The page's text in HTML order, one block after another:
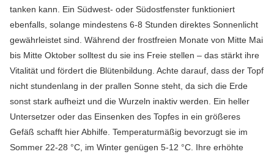
tanken kann. Ein Südwest- oder Südostfenster funktioniert
ebenfalls, solange mindestens 6-8 Stunden direktes Sonnenlicht
gewährleistet sind. Während der frostfreien Monate von Mitte Mai
bis Mitte Oktober solltest du sie ins Freie stellen – das stärkt ihre
Vitalität und fördert die Blütenbildung. Achte darauf, dass der Topf
nicht stundenlang in der prallen Sonne steht, da sich die Erde
sonst stark aufheizt und die Wurzeln inaktiv werden. Ein heller
Untersetzer oder das Einsenken des Topfes in ein größeres
Gefäß schafft hier Abhilfe. Temperaturmäßig bevorzugt sie im
Sommer 22-28 °C, im Winter genügen 5-12 °C. Ihre erhöhte